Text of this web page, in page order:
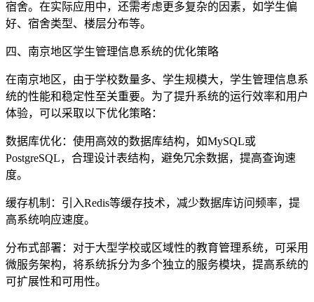
宿舍。在实际应用中，还需考虑更多复杂的因素，如学生偏
好、宿舍类型、楼层分布等。
四、南京地区学生管理信息系统的优化策略
在南京地区，由于学校数量多、学生规模大，学生管理信息系
统的性能和稳定性至关重要。为了提升系统的运行效率和用户
体验，可以采取以下优化策略：
数据库优化：使用高效的数据库结构，如MySQL或
PostgreSQL，合理设计表结构，避免冗余数据，提高查询速
度。
缓存机制：引入Redis等缓存技术，减少数据库访问频率，提
高系统响应速度。
分布式部署：对于大型学校或区域性的教育管理系统，可采用
微服务架构，将系统拆分为多个独立的服务模块，提高系统的
可扩展性和可用性。